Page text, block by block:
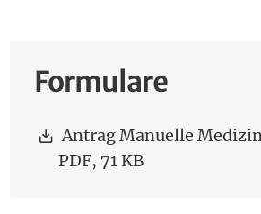
Formulare
Download:
Antrag Manuelle
PDF, 71 KB